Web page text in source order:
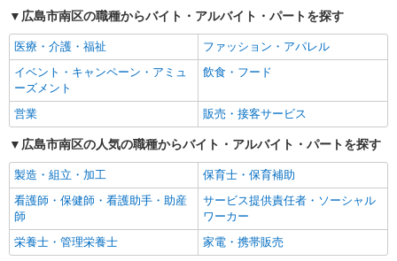
広島市南区の職種からバイト・アルバイト・パートを探す
医療・介護・福祉
ファッション・アパレル
イベント・キャンペーン・アミュ
ーズメント
飲食・フード
営業 販売・接客サービス
広島市南区の人気の職種からバイト・アルバイト・パートを探す
製造・組立・加工
保育士・保育補助
看護師・保健師・看護助手・助産
師
サービス提供責任者・ソーシャル
ワーカー
栄養士・管理栄養士
家電・携帯販売